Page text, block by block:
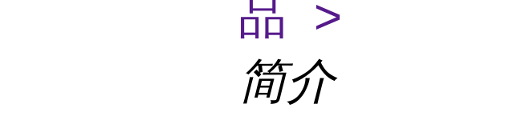
品 >
简介